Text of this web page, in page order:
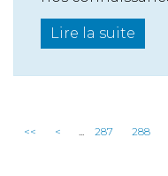
Lire la suite
<< < ... 287 288